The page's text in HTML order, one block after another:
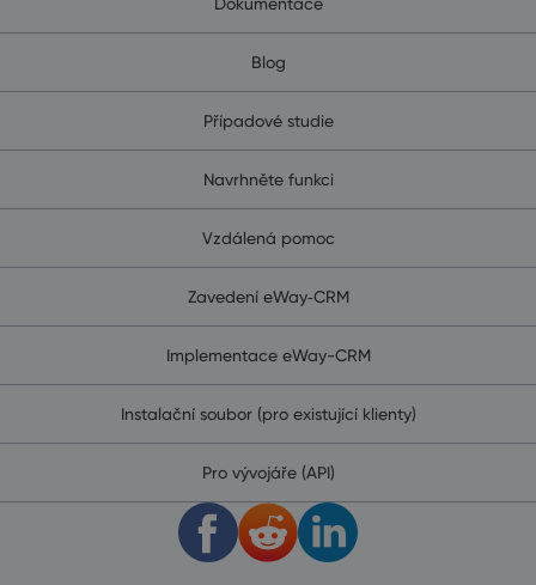
Blog
Případové studie
Navrhněte funkci
Vzdálená pomoc
Zavedení eWay‑CRM
Implementace eWay-CRM
Instalační soubor (pro existující klienty)
Pro vývojáře (API)